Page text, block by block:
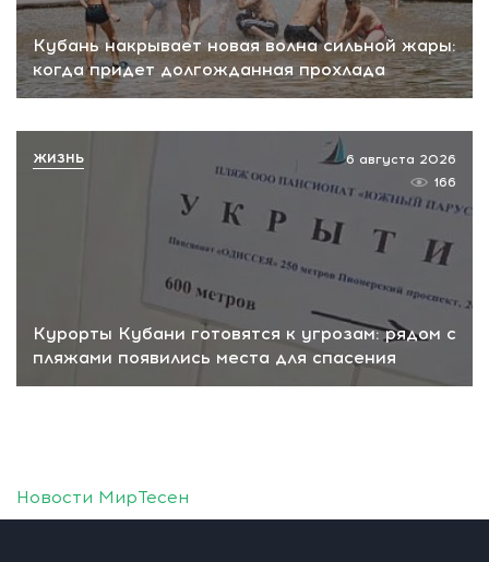
Кубань накрывает новая волна сильной жары:
когда придет долгожданная прохлада
Курорты Кубани готовятся к угрозам: рядом с
пляжами появились места для спасения
6 августа 2026
166
ЖИЗНЬ
Новости МирТесен